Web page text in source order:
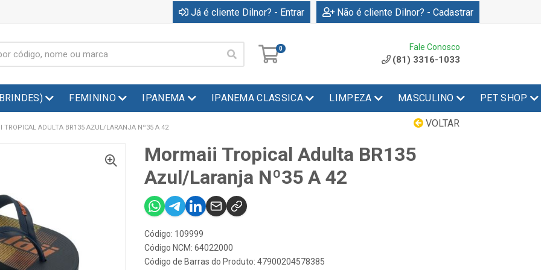
Já é cliente Dilnor? - Entrar Não é cliente Dilnor? - Cadastrar
0 Fale Conosco
(81) 3316-1033
FEMININO IPANEMA IPANEMA CLASSICA LIMPEZA MASCULINO PET SHOP
VOLTAR
TROPICAL ADULTA BR135 AZUL/LARANJA Nº35 A 42
Mormaii Tropical Adulta BR135
Azul/Laranja Nº35 A 42
Código: 109999
Código NCM: 64022000
Código de Barras do Produto: 47900204578385